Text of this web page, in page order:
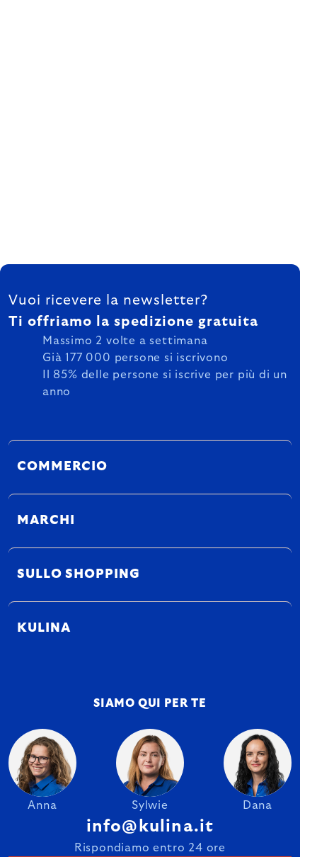
FOOTER
Vuoi ricevere la newsletter?
Ti offriamo la spedizione gratuita
Massimo 2 volte a settimana
Già 177 000 persone si iscrivono
Il 85% delle persone si iscrive per più di un
anno
COMMERCIO
MARCHI
SULLO SHOPPING
KULINA
SIAMO QUI PER TE
Anna Sylwie Dana
info@kulina.it
Rispondiamo entro 24 ore